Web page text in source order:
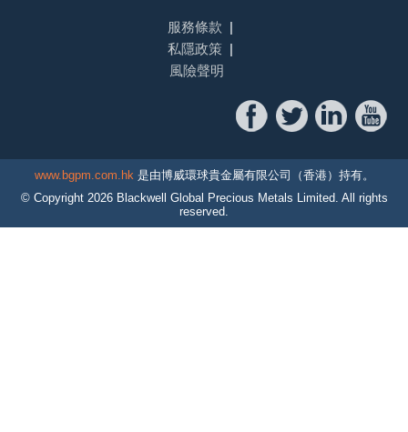
服務條款
私隱政策
風險聲明
www.bgpm.com.hk是由博威環球貴金屬有限公司（香港）持有。
© Copyright 2026Blackwell Global Precious Metals Limited. All rights
reserved.